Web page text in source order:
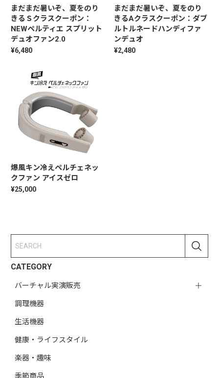
CATEGORY
バーチャル実演販売
調理機器
生活機器
健康・ライフスタイル
楽器・趣味
季節商品
まだまだ暑いぞ、夏をのり
きるＳクラスクーポン：
NEWペルティエ スプリット
デュオファン2.0
¥6,480
まだまだ暑いぞ、夏をのり
きるAクラスクーポン：ダブ
ルトルネードハンディファ
ンデュオ
¥2,480
爆風キン冷えペルチェネッ
クファン アイスゼロ
¥25,000